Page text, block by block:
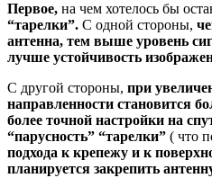
Первое, на чем хотелось бы
“тарелки”. С одной стороны,
антенна, тем выше уровень
лучше устойчивость
С другой стороны, при
направленности становится
более точной настройки на
“парусность” “тарелки” ( что
подхода к крепежу и к
планируется закрепить